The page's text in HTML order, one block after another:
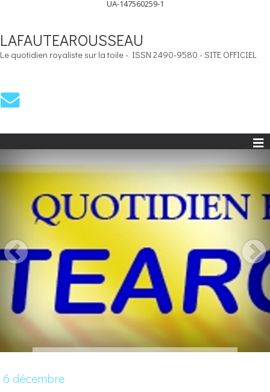
UA-147560259-1
LAFAUTEAROUSSEAU
Le quotidien royaliste sur la toile - ISSN 2490-9580 - SITE OFFICIEL
6 décembre